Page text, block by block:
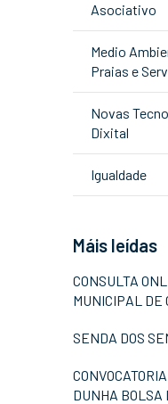
Asociativo
Medio
Praias e
Novas
Dixital
Igualdade
Máis leídas
CONSULTA
MUNICIPAL DE
SENDA DOS
DUNHA BOLSA